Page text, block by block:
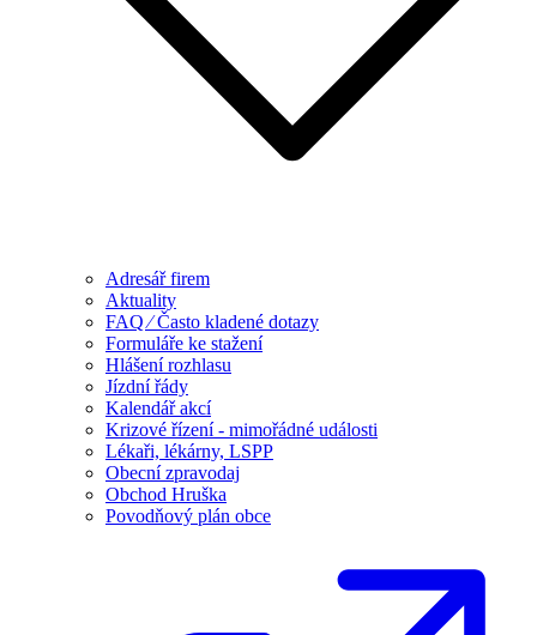
Adresář firem
Aktuality
FAQ ⁄ Často kladené dotazy
Formuláře ke stažení
Hlášení rozhlasu
Jízdní řády
Kalendář akcí
Krizové řízení - mimořádné události
Lékaři, lékárny, LSPP
Obecní zpravodaj
Obchod Hruška
Povodňový plán obce